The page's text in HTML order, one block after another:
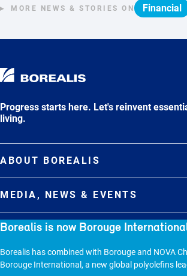
Borealis is now Borouge
Borealis has combined with Borouge and NOVA
Borouge International, a new global polyolefins
MORE NEWS & STORIES ON Financial
Progress starts here. Let's reinvent
living.
ABOUT BOREALIS
Commitments
Organization
Debt Investor Relations
MEDIA, NEWS & EVENTS
Media Contacts
News & Stories
DEBT INVESTOR RELATIONS
Overview
CAREERS